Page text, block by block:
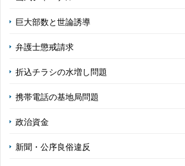
巨大部数と世論誘導
弁護士懲戒請求
折込チラシの水増し問題
携帯電話の基地局問題
政治資金
新聞・公序良俗違反